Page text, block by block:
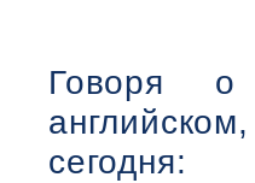
Говоря
сегодня: